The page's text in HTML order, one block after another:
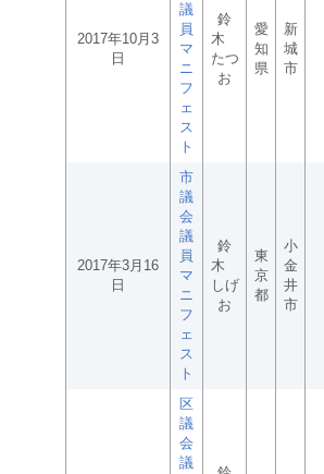
2017年10月3
日
議
員
マ
ニ
フ
ェ
ス
ト
鈴
木
たつ
お
愛
知
県
新
城
市
2017年3月16
日
市
議
会
議
員
マ
ニ
フ
ェ
ス
ト
鈴
木
しげ
お
東
京
都
小
金
井
市
区
議
会
議